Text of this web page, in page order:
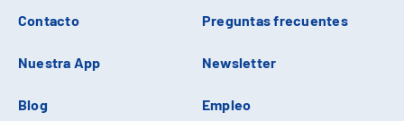
Contacto Preguntas frecuentes
Nuestra App Newsletter
Blog Empleo